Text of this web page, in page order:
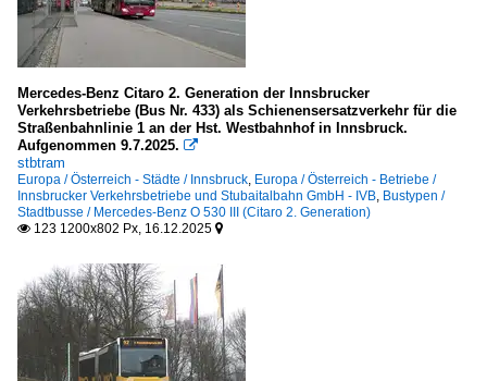
Mercedes-Benz Citaro 2. Generation der Innsbrucker
Verkehrsbetriebe (Bus Nr. 433) als Schienensersatzverkehr für die
Straßenbahnlinie 1 an der Hst. Westbahnhof in Innsbruck.
Aufgenommen 9.7.2025. 
stbtram
Europa / Österreich - Städte / Innsbruck, Europa / Österreich - Betriebe /
Innsbrucker Verkehrsbetriebe und Stubaitalbahn GmbH - IVB, Bustypen /
Stadtbusse / Mercedes-Benz O 530 III (Citaro 2. Generation)
 123 1200x802 Px, 16.12.2025 